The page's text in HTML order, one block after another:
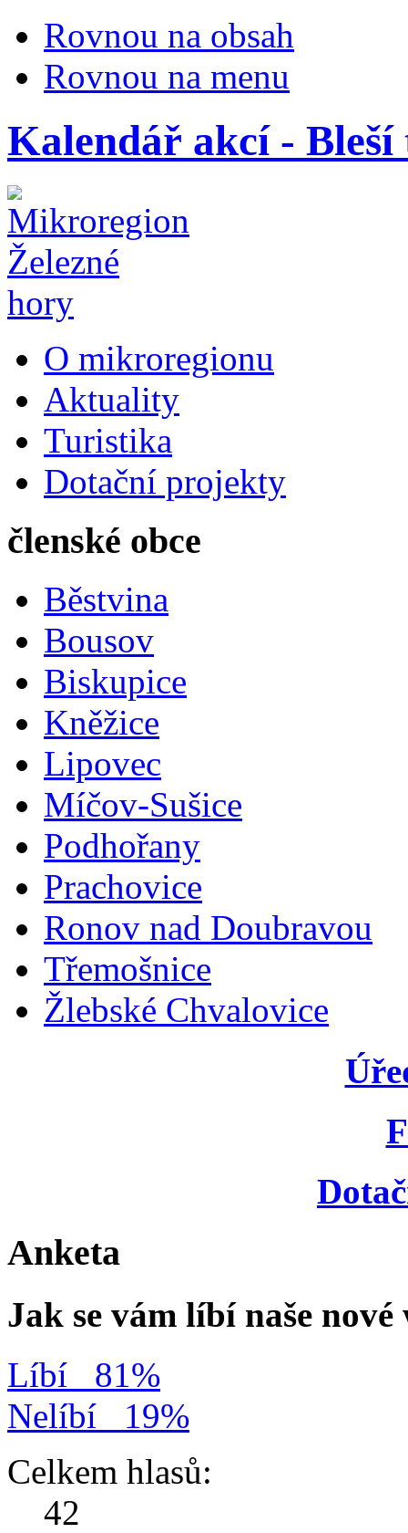
Rovnou na obsah
Rovnou na menu
Kalendář akcí -
O mikroregionu
Aktuality
Turistika
Dotační projekty
členské obce
Běstvina
Bousov
Biskupice
Kněžice
Lipovec
Míčov-Sušice
Podhořany
Prachovice
Ronov nad Doubravou
Třemošnice
Žlebské Chvalovice
Anketa
Jak se vám líbí naše
Líbí
81%
Nelíbí
19%
Celkem hlasů:
42